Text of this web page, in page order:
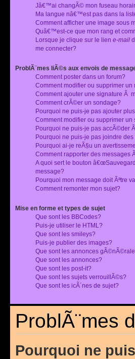
Jâ€™ai changÃ© mon fuseau
Ma langue nâ€™est pas dans la
Comment afficher une image sous
Quâ€™est-ce que mon rang et
Lorsque je clique sur le lien e-mail
me connecter?
ProblÃ¨mes liÃ©s aux envois de
Comment poster dans un forum?
Comment modifier ou supprimer un
Comment ajouter une signature Ã
Comment crÃ©er un sondage?
Pourquoi ne puis-je pas ajouter
Comment modifier ou supprimer un
Pourquoi ne puis-je pas accÃ©der
Pourquoi ne puis-je pas joindre
Pourquoi ai-je reÃ§u un
Comment rapporter des messages
A quoi sert le bouton
message?
Pourquoi mon message doit Ãªtre
Comment remonter mon sujet?
Mise en forme et types de sujet
Que sont les BBCodes?
Puis-je utiliser le HTML?
Que sont les smileys?
Puis-je publier des images?
Que sont les annonces
Que sont les annonces?
Que sont les post-it?
Que sont les sujets verrouillÃ©s?
Que sont les icÃ´nes de sujet?
Pourquoi ne